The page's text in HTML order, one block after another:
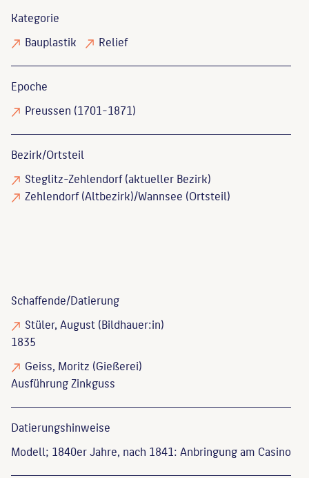
Kategorie
Bauplastik
Relief
Epoche
Preussen (1701-1871)
Bezirk/Ortsteil
Steglitz-Zehlendorf (aktueller Bezirk)
Zehlendorf (Altbezirk)/Wannsee (Ortsteil)
Schaffende/Datierung
Stüler, August(Bildhauer:in)
1835
Geiss, Moritz (Gießerei)
Ausführung Zinkguss
Datierungs­hinweise
Modell; 1840er Jahre, nach 1841: Anbringung am Casino